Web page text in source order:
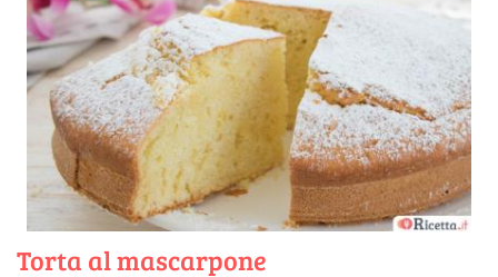
Torta al mascarpone